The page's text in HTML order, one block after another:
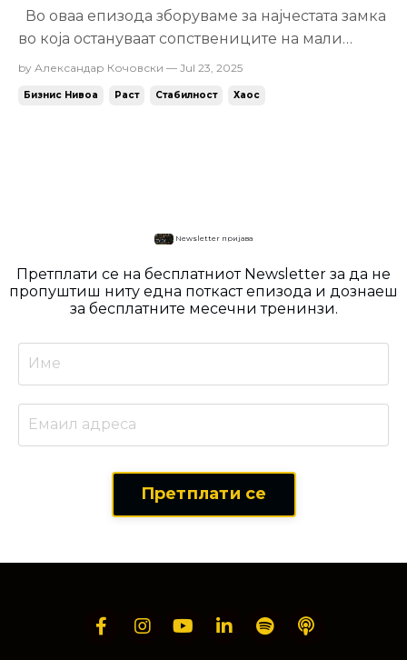
Во оваа епизода зборуваме за најчестата замка
во која остануваат сопствениците на мали
бизниси – нивото на преживување. 👉 Ќе ги
by Александар Кочовски — Jul 23, 2025
Бизнис Нивоа Раст Стабилност Хаос
Newsletter пријава
Претплати се на бесплатниот Newsletter за да не
пропуштиш ниту една поткаст епизода и дознаеш
за бесплатните месечни тренинзи.
Претплати се